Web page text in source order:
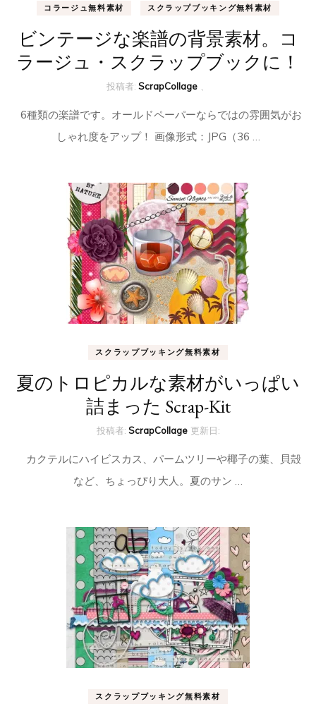
コラージュ無料素材 スクラップブッキング無料素材
ビンテージな楽譜の背景素材。コ
ラージュ・スクラップブックに！
投稿者: ScrapCollage
6種類の楽譜です。オールドペーパーならではの雰囲気がお
しゃれ度をアップ！ 画像形式：JPG（36 …
スクラップブッキング無料素材
夏のトロピカルな素材がいっぱい
詰まった Scrap-Kit
投稿者: ScrapCollage 更新日:
カクテルにハイビスカス、パームツリーや椰子の葉、貝殻
など、ちょっぴり大人。夏のサン …
スクラップブッキング無料素材